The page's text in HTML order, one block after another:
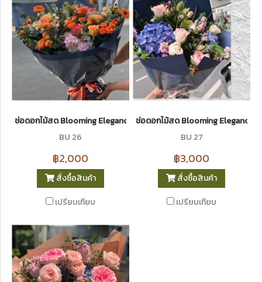
ช่อดอกไม้สด Blooming Elegance 26 I Le Floriste
BU 26
฿2,000
สั่งซื้อสินค้า
เปรียบเทียบ
ช่อดอกไม้สด Blooming Elegance
BU 27
฿3,000
สั่งซื้อสินค้า
เปรียบเทียบ